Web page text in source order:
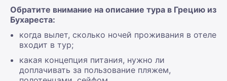
Обратите внимание на описание тура в Грецию из
Бухареста:
когда вылет, сколько ночей проживания в отеле
входит в тур;
какая концепция питания, нужно ли
доплачивать за пользование пляжем,